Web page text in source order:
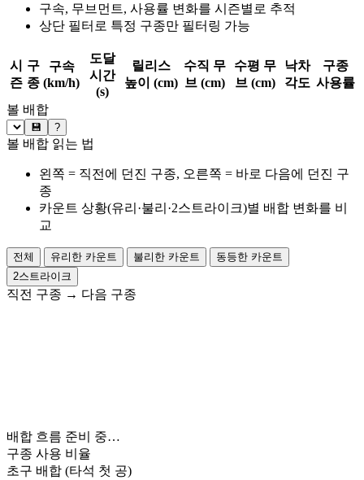
구속, 무브먼트, 사용률 변화를 시즌별로 추적
상단 필터로 특정 구종만 필터링 가능
시
즌
구
종
구속
(km/h)
도달
시간
(s)
릴리스
높이 (cm)
수직 무
브 (cm)
수평 무
브 (cm)
낙차
각도
구종
사용률
볼 배합
💾 ?
볼 배합 읽는 법
왼쪽 = 직전에 던진 구종, 오른쪽 = 바로 다음에 던진 구
종
카운트 상황(유리·불리·2스트라이크)별 배합 변화를 비
교
전체 유리한 카운트 불리한 카운트
동등한 카운트
2스트라이크
직전 구종 → 다음 구종
배합 흐름 준비 중…
구종 사용 비율
초구 배합 (타석 첫 공)